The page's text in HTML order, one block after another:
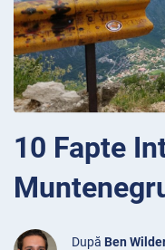
10 Fapte
După Ben